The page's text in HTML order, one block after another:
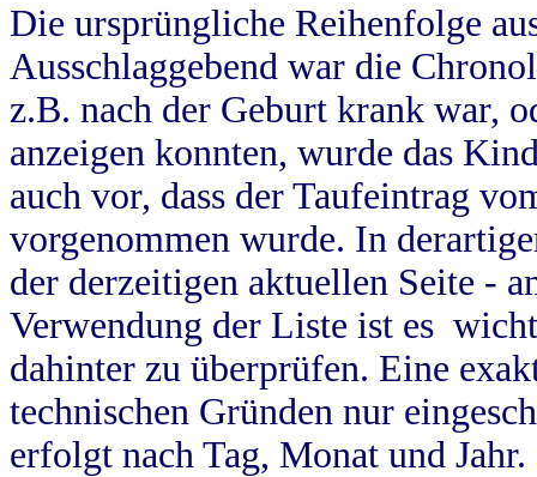
Die ursprüngliche Reihenfolge
Ausschlaggebend war die
z.B. nach der Geburt krank war,
anzeigen konnten, wurde das
auch vor, dass der Taufeintrag
vorgenommen wurde. In
der derzeitigen aktuellen Seite -
Verwendung der Liste ist es
dahinter zu überprüfen. Eine
technischen Gründen nur
erfolgt nach Tag, Monat und Jahr.